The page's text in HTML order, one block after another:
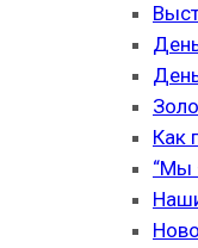
Как
“Мы